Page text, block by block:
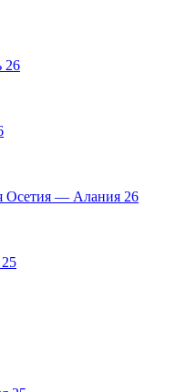
26
Осетия — Алания 26
25